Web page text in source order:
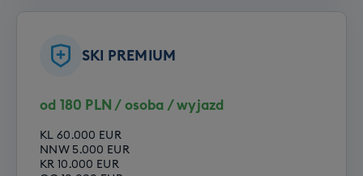
SKI PREMIUM
od 180 PLN / osoba / wyjazd
KL 60.000 EUR
NNW 5.000 EUR
KR 10.000 EUR